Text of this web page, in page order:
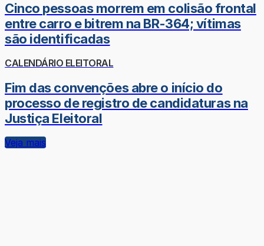
Cinco pessoas morrem em colisão frontal
entre carro e bitrem na BR-364; vítimas
são identificadas
CALENDÁRIO ELEITORAL
Fim das convenções abre o início do
processo de registro de candidaturas na
Justiça Eleitoral
Veja mais